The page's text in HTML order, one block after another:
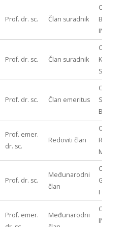
Prof. dr. sc. Član suradnik
ODJEL
Prof. dr. sc. Član suradnik
ODJEL
Prof. dr. sc. Član emeritus
ODJEL
Prof. emer.
dr. sc.
Redoviti član
ODJEL
Prof. dr. sc.
Međunarodni
član
ODJEL
I
Prof. emer.
Međunarodni
ODJEL